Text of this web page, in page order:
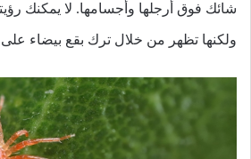
شائك فوق أرجلها وأجسامها. لا يمكنك
ولكنها تظهر من خلال ترك بقع بيضاء على